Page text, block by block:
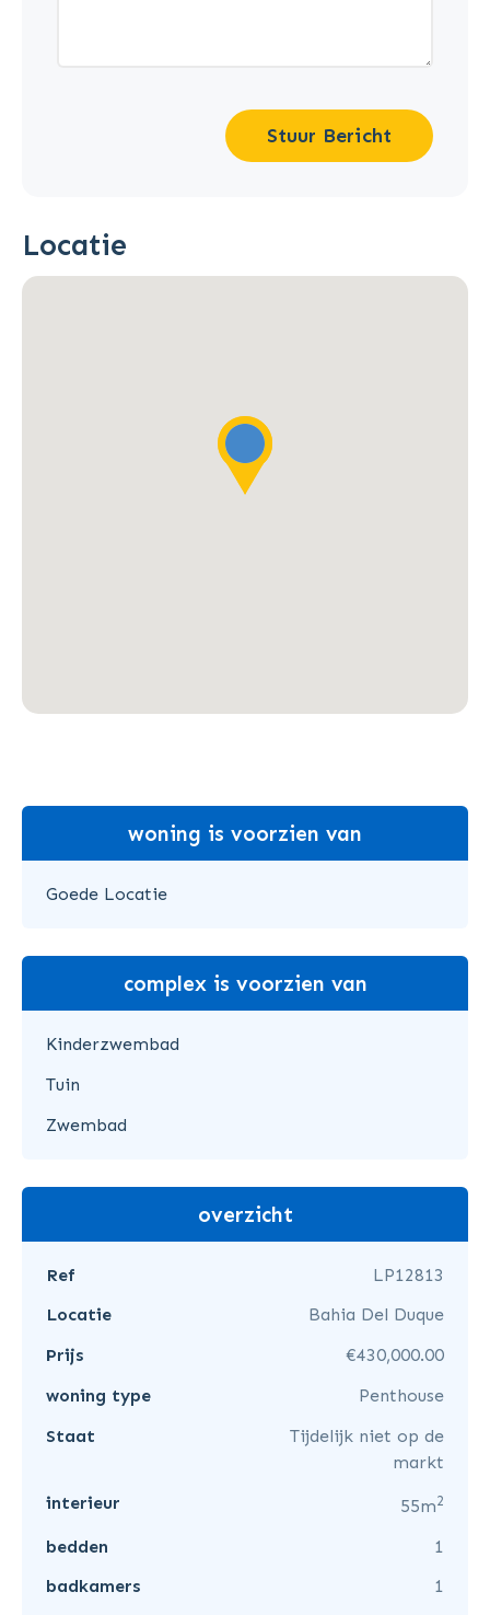
Stuur Bericht
Locatie
woning is voorzien van
Goede Locatie
complex is voorzien van
Kinderzwembad
Tuin
Zwembad
overzicht
Ref
LP12813
Locatie
Bahia Del Duque
Prijs
€430,000.00
woning type
Penthouse
Staat
Tijdelijk niet op de
markt
interieur
55m2
bedden
1
badkamers
1